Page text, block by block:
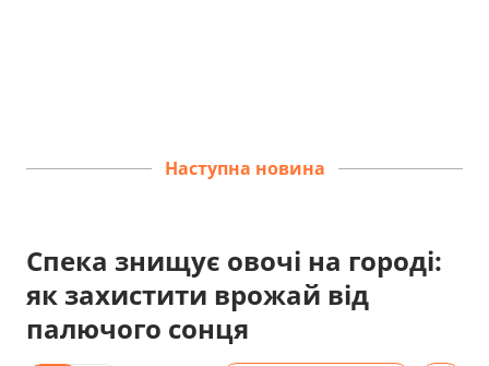
Наступна новина
Спека знищує овочі на городі:
як захистити врожай від
палючого сонця